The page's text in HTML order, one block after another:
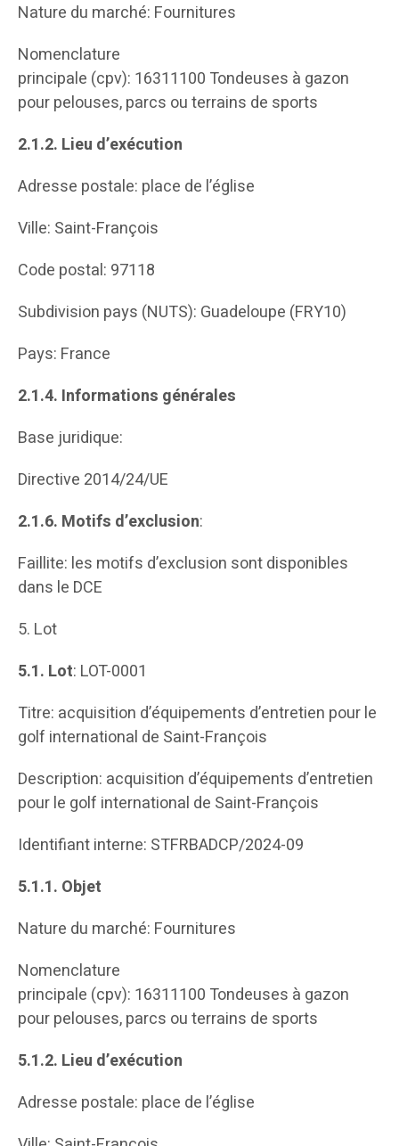
Nature du marché: Fournitures
Nomenclature
principale (cpv): 16311100 Tondeuses à gazon
pour pelouses, parcs ou terrains de sports
2.1.2. Lieu d’exécution
Adresse postale: place de l’église
Ville: Saint-François
Code postal: 97118
Subdivision pays (NUTS): Guadeloupe (FRY10)
Pays: France
2.1.4. Informations générales
Base juridique:
Directive 2014/24/UE
2.1.6. Motifs d’exclusion:
Faillite: les motifs d’exclusion sont disponibles
dans le DCE
5. Lot
5.1. Lot: LOT-0001
Titre: acquisition d’équipements d’entretien pour le
golf international de Saint-François
Description: acquisition d’équipements d’entretien
pour le golf international de Saint-François
Identifiant interne: STFRBADCP/2024-09
5.1.1. Objet
Nature du marché: Fournitures
Nomenclature
principale (cpv): 16311100 Tondeuses à gazon
pour pelouses, parcs ou terrains de sports
5.1.2. Lieu d’exécution
Adresse postale: place de l’église